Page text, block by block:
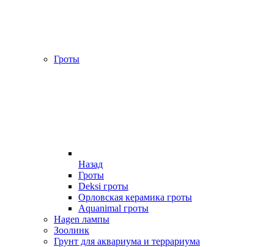
Гроты
Назад
Гроты
Deksi гроты
Орловская керамика гроты
Aquanimal гроты
Hagen лампы
Зоолинк
Грунт для аквариума и террариума